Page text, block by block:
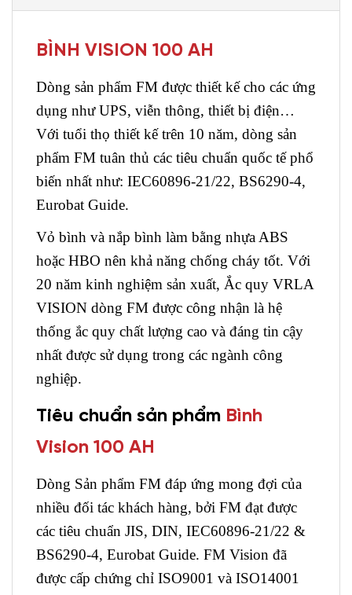
BÌNH VISION 100 AH
Dòng sản phẩm FM được thiết kế cho các ứng
dụng như UPS, viễn thông, thiết bị điện…
Với tuổi thọ thiết kế trên 10 năm, dòng sản
phẩm FM tuân thủ các tiêu chuẩn quốc tế phổ
biến nhất như: IEC60896-21/22, BS6290-4,
Eurobat Guide.
Vỏ bình và nắp bình làm bằng nhựa ABS
hoặc HBO nên khả năng chống cháy tốt. Với
20 năm kinh nghiệm sản xuất, Ắc quy VRLA
VISION dòng FM được công nhận là hệ
thống ắc quy chất lượng cao và đáng tin cậy
nhất được sử dụng trong các ngành công
nghiệp.
Tiêu chuẩn sản phẩm Bình
Vision 100 AH
Dòng Sản phẩm FM đáp ứng mong đợi của
nhiều đối tác khách hàng, bởi FM đạt được
các tiêu chuẩn JIS, DIN, IEC60896-21/22 &
BS6290-4, Eurobat Guide. FM Vision đã
được cấp chứng chỉ ISO9001 và ISO14001